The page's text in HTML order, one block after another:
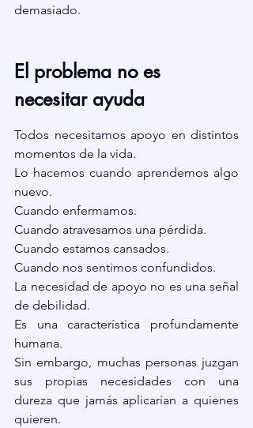
demasiado.
El problema no es
necesitar ayuda
Todos necesitamos apoyo en distintos
momentos de la vida.
Lo hacemos cuando aprendemos algo
nuevo.
Cuando enfermamos.
Cuando atravesamos una pérdida.
Cuando estamos cansados.
Cuando nos sentimos confundidos.
La necesidad de apoyo no es una señal
de debilidad.
Es una característica profundamente
humana.
Sin embargo, muchas personas juzgan
sus propias necesidades con una
dureza que jamás aplicarían a quienes
quieren.